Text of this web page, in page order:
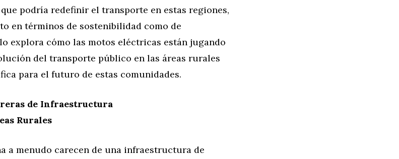
podría redefinir el transporte en estas regiones,
en términos de sostenibilidad como de
explora cómo las motos eléctricas están jugando
del transporte público en las áreas rurales
para el futuro de estas comunidades.
de Infraestructura
Rurales
a menudo carecen de una infraestructura de